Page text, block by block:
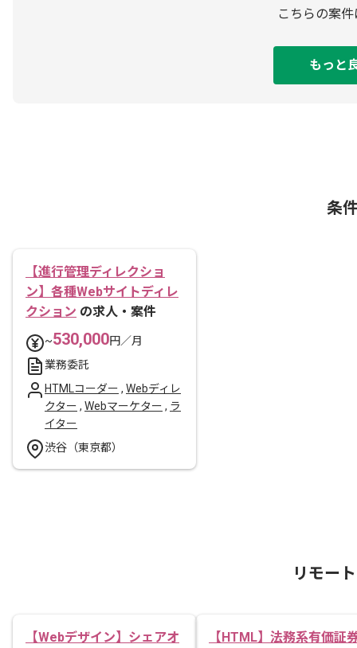
こちらの案
もっと
条
【進行管理ディレクショ
ン】各種Webサイトディレ
クション の求人・案件
~530,000円／月
業務委託
HTMLコーダー , Webディレ
クター , Webマーケター , ラ
イター
渋谷（東京都）
リモー
【Webデザイン】シェアオ
【HTML】法務系有価証